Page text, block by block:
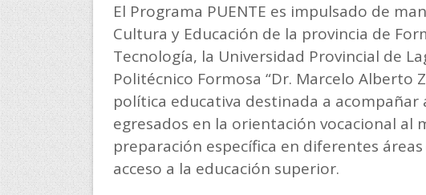
El Programa PUENTE es impulsado de
Cultura y Educación de la provincia de
Tecnología, la Universidad Provincial de
Politécnico Formosa “Dr. Marcelo Alberto
política educativa destinada a
egresados en la orientación vocacional al
preparación específica en diferentes
acceso a la educación superior.